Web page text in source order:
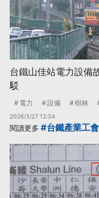
台鐵山佳站電力設備
駁
電力 設備 樹林
2026/3/27 12:34
閱讀更多 #台鐵產業工會